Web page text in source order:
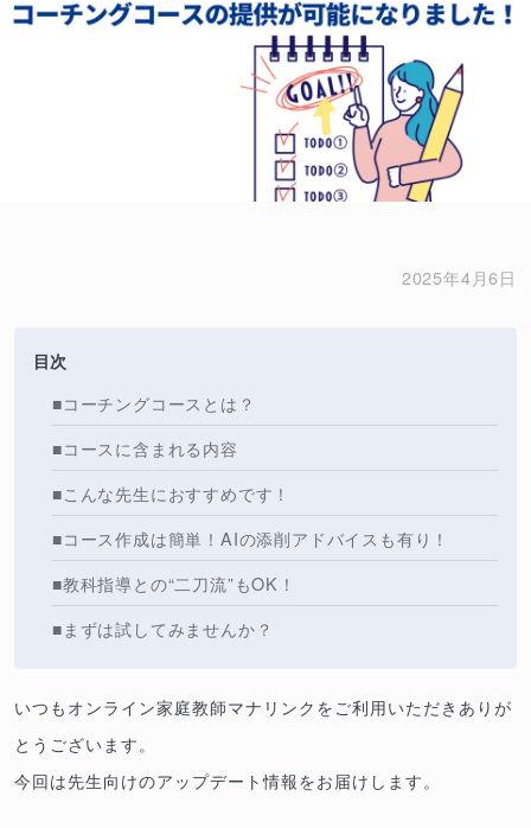
2025年4月6日
目次
■コーチングコースとは？
■コースに含まれる内容
■こんな先生におすすめです！
■コース作成は簡単！AIの添削アドバイスも有り！
■教科指導との“二刀流”もOK！
■まずは試してみませんか？
いつもオンライン家庭教師マナリンクをご利用いただきありが
とうございます。
今回は先生向けのアップデート情報をお届けします。